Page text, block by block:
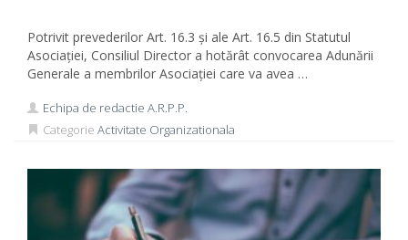
Potrivit prevederilor Art. 16.3 și ale Art. 16.5 din Statutul
Asociației, Consiliul Director a hotărât convocarea Adunării
Generale a membrilor Asociației care va avea …
Echipa de redactie A.R.P.P.
Categorie Activitate Organizationala